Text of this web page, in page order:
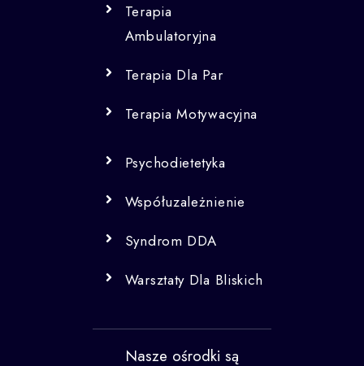
Terapia
Ambulatoryjna
Terapia Dla Par
Terapia Motywacyjna
Psychodietetyka
Współuzależnienie
Syndrom DDA
Warsztaty Dla Bliskich
Nasze ośrodki są